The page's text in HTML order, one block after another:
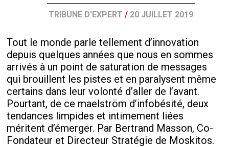
TRIBUNE D'EXPERT / 20 JUILLET 2019
Tout le monde parle tellement d’innovation
depuis quelques années que nous en sommes
arrivés à un point de saturation de messages
qui brouillent les pistes et en paralysent même
certains dans leur volonté d’aller de l’avant.
Pourtant, de ce maelström d’infobésité, deux
tendances limpides et intimement liées
méritent d’émerger. Par Bertrand Masson, Co-
Fondateur et Directeur Stratégie de Moskitos.